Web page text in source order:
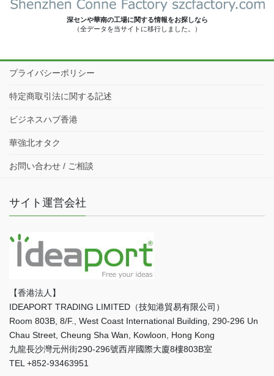
深センや華南の工場に関する情報をお探しなら
（全データを当サイトに移行しました。）
プライバシーポリシー
特定商取引法に関する記述
ビジネスハブ香港
華強北オタク
お問い合わせ / ご相談
サイト運営会社
【香港法人】
IDEAPORT TRADING LIMITED（技知港貿易有限公司）
Room 803B, 8/F., West Coast International Building, 290-296 Un
Chau Street, Cheung Sha Wan, Kowloon, Hong Kong
九龍長沙灣元州街290-296號西岸國際大廈8樓803B室
TEL +852-93463951